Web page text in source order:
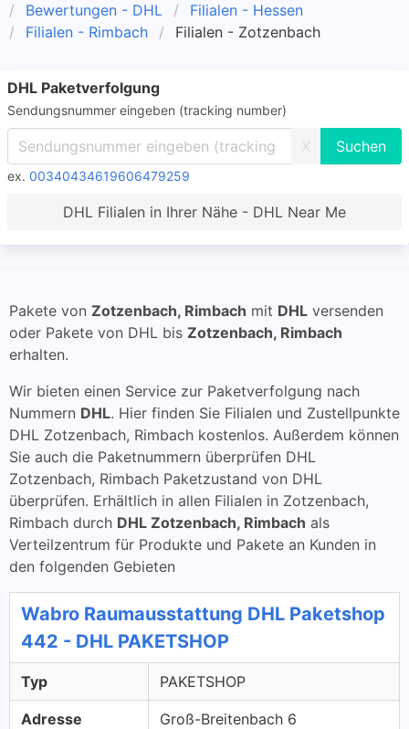
Bewertungen - DHL
Filialen - Hessen
Filialen - Rimbach
Filialen - Zotzenbach
DHL Paketverfolgung
Sendungsnummer eingeben (tracking number)
X
ex. 00340434619606479259
DHL Filialen in Ihrer Nähe - DHL Near Me
Pakete von Zotzenbach, Rimbach mit DHL versenden
oder Pakete von DHL bis Zotzenbach, Rimbach
erhalten.
Wir bieten einen Service zur Paketverfolgung nach
Nummern DHL. Hier finden Sie Filialen und Zustellpunkte
DHL Zotzenbach, Rimbach kostenlos. Außerdem können
Sie auch die Paketnummern überprüfen DHL
Zotzenbach, Rimbach Paketzustand von DHL
überprüfen. Erhältlich in allen Filialen in Zotzenbach,
Rimbach durch DHL Zotzenbach, Rimbach als
Verteilzentrum für Produkte und Pakete an Kunden in
den folgenden Gebieten
Wabro Raumausstattung DHL Paketshop
442 - DHL PAKETSHOP
Typ PAKETSHOP
Adresse
Groß-Breitenbach 6